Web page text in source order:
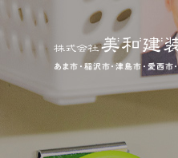
あま市・稲沢市・津島市・愛西